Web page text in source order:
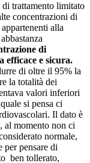
trattamento limitato
concentrazioni di
alla
di
efficace e sicura.
di oltre il 95% la
la totalità dei
valori inferiori
si pensa ci
Il dato è
al momento non ci
normale,
per pensare di
ben tollerato,